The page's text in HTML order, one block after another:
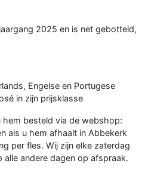
2025 en is net gebotteld,
Engelse en Portugese
in zijn prijsklasse
hem besteld via de webshop:
als u hem afhaalt in Abbekerk
per fles. Wij zijn elke zaterdag
andere dagen op afspraak.